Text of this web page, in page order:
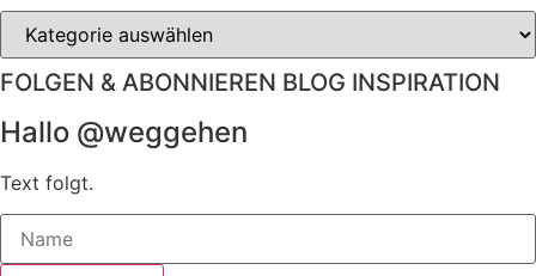
Kategorien
FOLGEN & ABONNIEREN BLOG INSPIRATION
Hallo @weggehen
Text folgt.